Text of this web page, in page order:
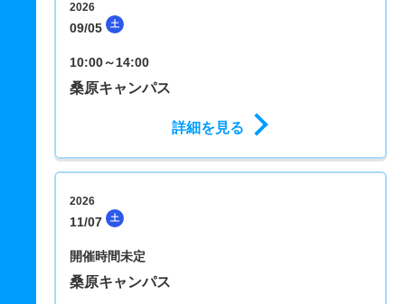
2026
09/05 土
10:00～14:00
桑原キャンパス
詳細を見る
2026
11/07 土
開催時間未定
桑原キャンパス